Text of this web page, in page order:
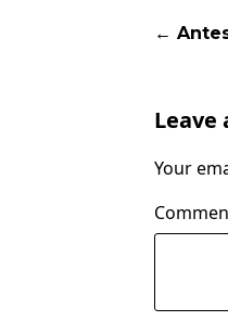
Posts
←
Leave
Your